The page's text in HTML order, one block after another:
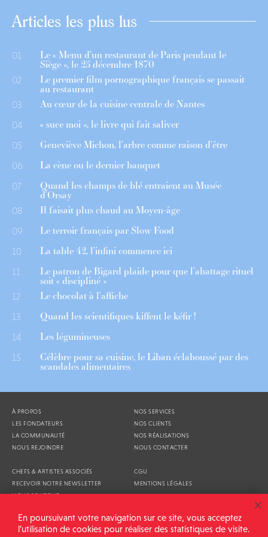
Articles les plus lus
01 Le « Menu d’un restaurant de Paris pendant le
Siège », le 25 décembre 1870
02 Le premier film pornographique français se passait
au restaurant
03 Au cœur de la cuisine centrale de Nantes
04 « suce moi », le livre qui fait saliver
05 Geneviève Michon, l’arbre comme raison d’être
06 La cène ou le dernier banquet
07 Quand les champs de blé entraient au Musée
d’Orsay
08 Il faisait plus chaud au Moyen-âge
09 Le terroir français par Slow Food
10 La table 42, l’infini commence ici
11 Le patron de Bigard plaide pour que l’abattage rituel
soit « discipliné »
12 Le chocolat à l’affiche
13 Quand les scientifiques kiffent le kéfir !
14 Les légumineuses
15 Célèbre pour sa cuisine, le Liban éclaboussé par des
scandales alimentaires
À PROPOS
LES FONDATEURS
LA COMMUNAUTÉ
NOUS REJOINDRE
NOS SERVICES
NOS CLIENTS
NOS RÉALISATIONS
NOUS CONTACTER
CHEFS & ARTISTES ASSOCIÉS
RECEVOIR NOTRE NEWSLETTER
NOUS SOUTENIR
CGU
MENTIONS LÉGALES
En poursuivant votre navigation sur ce site, vous acceptez
l’utilisation de cookies pour réaliser des statistiques de visite.